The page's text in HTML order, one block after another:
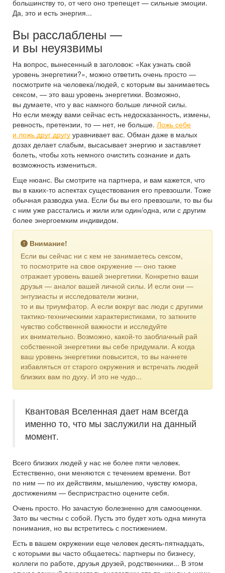
большинству то, от чего оно трепещет — сильные эмоции.
Да, это и есть энергия...
Вы расслаблены —
и вы неуязвимы
На вопрос, вынесенный в заголовок: «Как узнать свой
уровень энергетики?», можно ответить очень просто —
посмотрите на человека/людей, с которым вы занимаетесь
сексом, — это ваш уровень энергетики. Возможно,
вы думаете, что у вас намного больше личной силы.
Но если между вами сейчас есть недосказанность, измены,
ревность, претензии, то — нет, не больше. Ложь себе
и ложь друг другу уравнивает вас. Обман даже в малых
дозах делает слабым, высасывает энергию и заставляет
болеть, чтобы хоть немного очистить сознание и дать
возможность измениться.
Еще нюанс. Вы смотрите на партнера, и вам кажется, что
вы в каких-то аспектах существования его превзошли. Тоже
обычная разводка ума. Если бы вы его превзошли, то вы бы
с ним уже расстались и жили или один/одна, или с другим
более энергоемким индивидом.
Внимание!
Если вы сейчас ни с кем не занимаетесь сексом,
то посмотрите на свое окружение — оно также
отражает уровень вашей энергетики. Конкретно ваши
друзья — аналог вашей личной силы. И если они —
энтузиасты и исследователи жизни,
то и вы триумфатор. А если вокруг вас люди с другими
тактико-техническими характеристиками, то заткните
чувство собственной важности и исследуйте
их внимательно. Возможно, какой-то заоблачный рай
собственной энергетики вы себе придумали. А когда
ваш уровень энергетики повысится, то вы начнете
избавляться от старого окружения и встречать людей
близких вам по духу. И это не чудо...
Квантовая Вселенная дает нам всегда
именно то, что мы заслужили на данный
момент.
Всего близких людей у нас не более пяти человек.
Естественно, они меняются с течением времени. Вот
по ним — по их действиям, мышлению, чувству юмора,
достижениям — беспристрастно оцените себя.
Очень просто. Но зачастую болезненно для самооценки.
Зато вы честны с собой. Пусть это будет хоть одна минута
понимания, но вы встретитесь с постижением.
Есть в вашем окружении еще человек десять-пятнадцать,
с которыми вы часто общаетесь: партнеры по бизнесу,
коллеги по работе, друзья друзей, родственники... В этом